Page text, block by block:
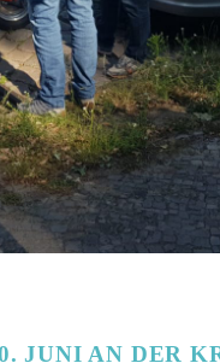
JUNI AN DER